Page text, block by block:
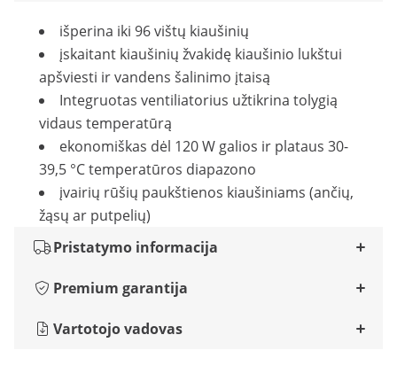
išperina iki 96 vištų kiaušinių
įskaitant kiaušinių žvakidę kiaušinio lukštui
apšviesti ir vandens šalinimo įtaisą
Integruotas ventiliatorius užtikrina tolygią
vidaus temperatūrą
ekonomiškas dėl 120 W galios ir plataus 30-
39,5 °C temperatūros diapazono
įvairių rūšių paukštienos kiaušiniams (ančių,
žąsų ar putpelių)
Pristatymo informacija
Premium garantija
Vartotojo vadovas